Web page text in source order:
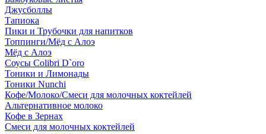
Джусболлы
Тапиока
Пики и Трубочки для напитков
Топпинги/Мёд с Алоэ
Мёд с Алоэ
Соусы Colibri D`oro
Тоники и Лимонады
Тоники Nunchi
Кофе/Молоко/Смеси для молочных коктейлей
Альтернативное молоко
Кофе в Зернах
Смеси для молочных коктейлей